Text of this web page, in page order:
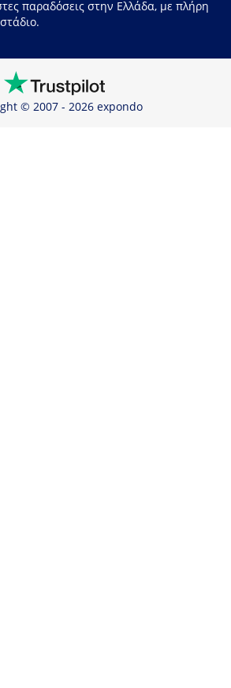
παραδόσεις στην Ελλάδα, με πλήρη
© 2007 - 2026 expondo